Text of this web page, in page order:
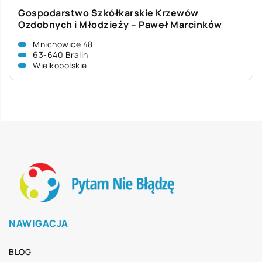
Gospodarstwo Szkółkarskie Krzewów
Ozdobnych i Młodzieży – Paweł Marcinków
Mnichowice 48
63-640 Bralin
Wielkopolskie
NAWIGACJA
BLOG